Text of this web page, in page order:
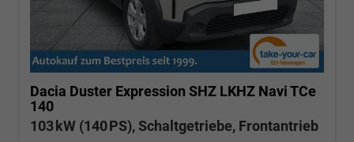
Dacia Duster Expression SHZ LKHZ Navi TCe
140
103 kW (140 PS), Schaltgetriebe, Frontantrieb